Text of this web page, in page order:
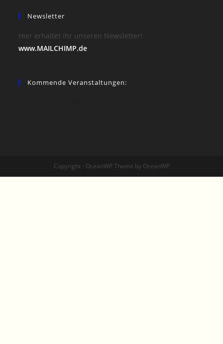
Newsletter
Hier erhaltet ihr unseren Newsletter!
www.MAILCHIMP.de
Kommende Veranstaltungen:
Copyright - OceanWP Theme by OceanWP